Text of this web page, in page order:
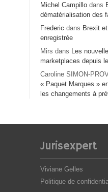
Michel Campillo dans
dématérialisation des
Frederic dans Brexit
enregistrée
Mirs dans Les
marketplaces depuis
Caroline SIMON-
« Paquet Marques »
les changements à
Jurisexpert
Viviane Gelles
Politique de